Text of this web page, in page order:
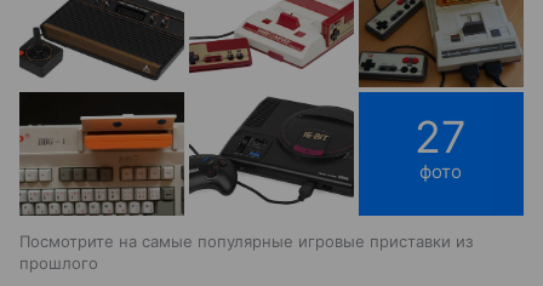
27
фото
Посмотрите на самые популярные игровые приставки из
прошлого